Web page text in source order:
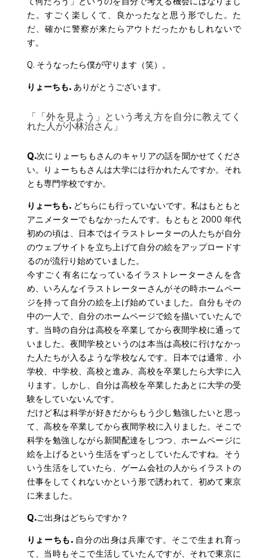
た。すごく楽しくて、良かったなと思う形でした。た
だ、確かに警察が来たらアウトだったかもしれないで
す。
Q. そうなったら僕が守ります（笑）。
りょーちも. ありがとうございます。
「「外を見よう」という考え方を自分に教えてく
れた人が小林治さん」
Q.次にりょーちもさんのキャリアの話を聞かせてくださ
い。りょーちもさんは大学には行かれたんですか。それ
とも専門学校ですか。
りょーちも. どちらにも行っていないです。私はもともと
アニメーターでもなかったんです。もともと 2000 年代
初めの頃は、日本ではイラストレーターの人たちが自分
のウェブサイトを立ち上げて自分の絵をアップロードす
るのが流行り始めていました。
今すごく有名になっているイラストレーターさんを含
め、いろんなイラストレーターさんがその時ホームペー
ジを持って自分の絵を上げ始めていました。自分もその
中の一人で、自分のホームページで絵を描いていたんで
す。当時の自分は高校を卒業してから夜間学校に通って
いました。夜間学校というのは本当は高校に行けなかっ
た人たちが入るような学校なんです。日本では通常、小
学校、中学校、高校と進み、高校を卒業したら大学に入
ります。しかし、自分は高校を卒業したあとに大学の受
験をしていないんです。
だけど私は科学が好きだからもう少し勉強したいと思っ
て、高校を卒業してから夜間学校に入りました。そこで
科学を勉強しながら新聞配達をしつつ、ホームページに
絵を上げるという生活をずっとしていたんですね。そう
いう生活をしていたら、ゲーム会社の人からイラストの
仕事をしてくれないかという形で誘われて、初めて東京
に来ました。
Q.ご出身はどちらですか？
りょーちも. 自分の出身は兵庫です。そこで生まれ育っ
て、当時もそこで生活していたんですが、それで東京に